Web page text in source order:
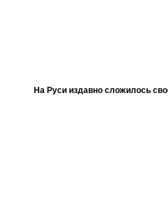
На Руси издавно сложилось